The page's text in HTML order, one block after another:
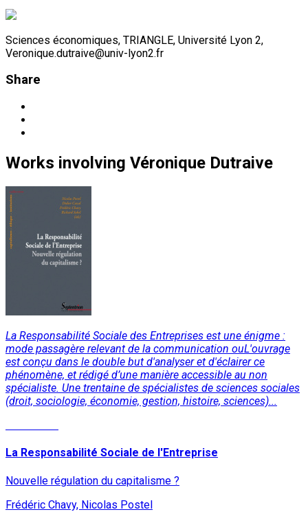
Sciences économiques, TRIANGLE, Université Lyon 2,
Veronique.dutraive@univ-lyon2.fr
Share
Works involving Véronique Dutraive
La Responsabilité Sociale des Entreprises est une énigme :
mode passagère relevant de la communication ouL'ouvrage
est conçu dans le double but d'analyser et d'éclairer ce
phénomène, et rédigé d’une manière accessible au non
spécialiste. Une trentaine de spécialistes de sciences sociales
(droit, sociologie, économie, gestion, histoire, sciences)...
La Responsabilité Sociale de l'Entreprise
Nouvelle régulation du capitalisme ?
Frédéric Chavy, Nicolas Postel